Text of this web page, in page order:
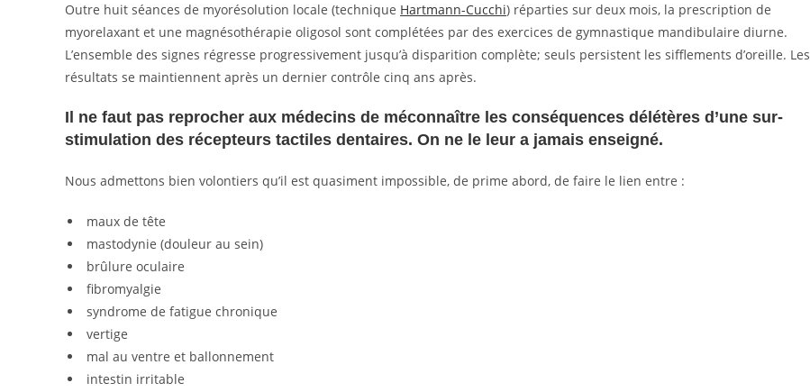
Outre huit séances de myorésolution locale (technique Hartmann-Cucchi) réparties sur deux mois, la prescription de
myorelaxant et une magnésothérapie oligosol sont complétées par des exercices de gymnastique mandibulaire diurne.
L’ensemble des signes régresse progressivement jusqu’à disparition complète; seuls persistent les sifflements d’oreille. Les
résultats se maintiennent après un dernier contrôle cinq ans après.
Il ne faut pas reprocher aux médecins de méconnaître les conséquences délétères d’une sur-
stimulation des récepteurs tactiles dentaires. On ne le leur a jamais enseigné.
Nous admettons bien volontiers qu’il est quasiment impossible, de prime abord, de faire le lien entre :
maux de tête
mastodynie (douleur au sein)
brûlure oculaire
fibromyalgie
syndrome de fatigue chronique
vertige
mal au ventre et ballonnement
intestin irritable